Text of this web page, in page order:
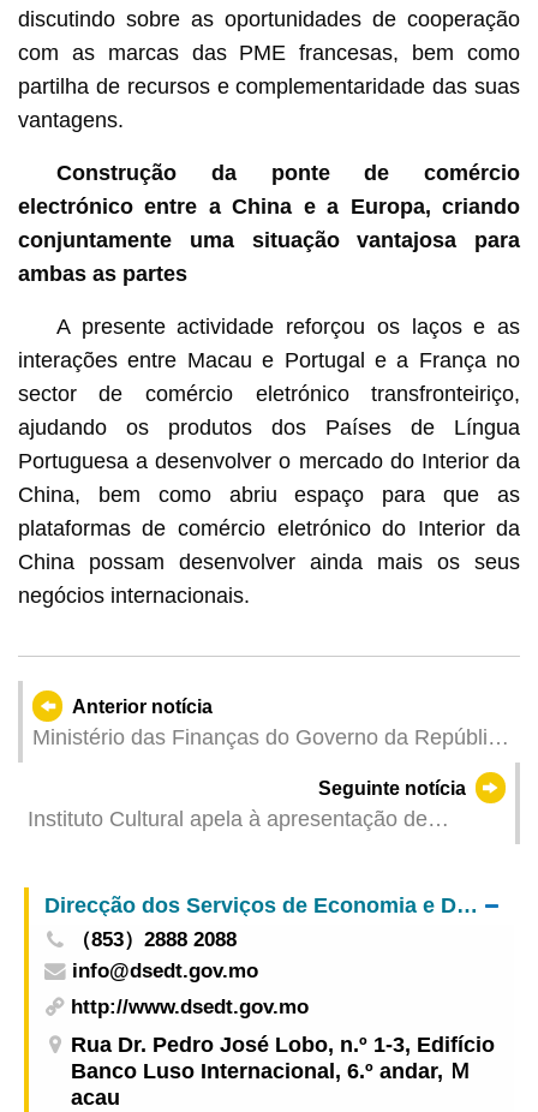
discutindo sobre as oportunidades de cooperação
com as marcas das PME francesas, bem como
partilha de recursos e complementaridade das suas
vantagens.
Construção da ponte de comércio
electrónico entre a China e a Europa, criando
conjuntamente uma situação vantajosa para
ambas as partes
A presente actividade reforçou os laços e as
interações entre Macau e Portugal e a França no
sector de comércio eletrónico transfronteiriço,
ajudando os produtos dos Países de Língua
Portuguesa a desenvolver o mercado do Interior da
China, bem como abriu espaço para que as
plataformas de comércio eletrónico do Interior da
China possam desenvolver ainda mais os seus
negócios internacionais.
Anterior notícia
Ministério das Finanças do Governo da República
Administrativa Especial de Macau Anúncio
Conjunto sobre a emissão de obrigações
Governo Central
Seguinte notícia
Instituto Cultural apela à apresentação de
Direcção dos Serviços de Economia e Desenvolvimento Tecnológico
（853）2888 2088
info@dsedt.gov.mo
http://www.dsedt.gov.mo
Rua Dr. Pedro José Lobo, n.º 1-3, Edifício
Banco Luso Internacional, 6.º andar, Ｍ
acau